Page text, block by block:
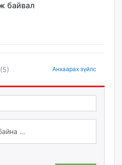
байвал
Анхаарах зүйлс